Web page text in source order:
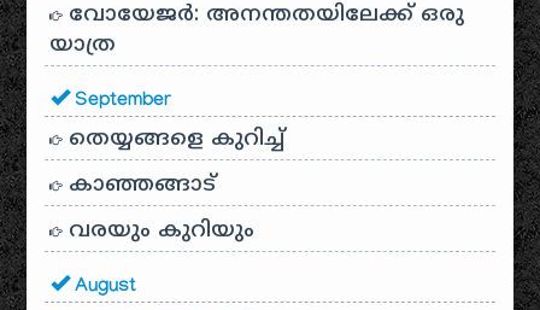
വോയേജർ: അനന്തതയിലേക്ക് ഒരു
യാത്ര
September
തെയ്യങ്ങളെ കുറിച്ച്
കാഞ്ഞങ്ങാട്
വരയും കുറിയും
August